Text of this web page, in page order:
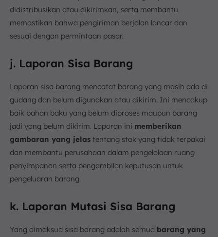
didistribusikan atau dikirimkan, serta membantu
memastikan bahwa pengiriman berjalan lancar dan
sesuai dengan permintaan pasar.
j. Laporan Sisa Barang
Laporan sisa barang mencatat barang yang masih ada di
gudang dan belum digunakan atau dikirim. Ini mencakup
baik bahan baku yang belum diproses maupun barang
jadi yang belum dikirim. Laporan ini memberikan
gambaran yang jelas tentang stok yang tidak terpakai
dan membantu perusahaan dalam pengelolaan ruang
penyimpanan serta pengambilan keputusan untuk
pengeluaran barang.
k. Laporan Mutasi Sisa Barang
Yang dimaksud sisa barang adalah semua barang yang